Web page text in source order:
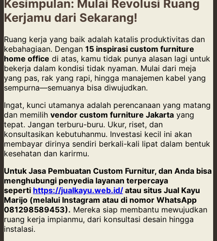
Kesimpulan: Mulai Revolusi Ruang
Kerjamu dari Sekarang!
Ruang kerja yang baik adalah katalis produktivitas dan
kebahagiaan. Dengan 15 inspirasi custom furniture
home office di atas, kamu tidak punya alasan lagi untuk
bekerja dalam kondisi tidak nyaman. Mulai dari meja
yang pas, rak yang rapi, hingga manajemen kabel yang
sempurna—semuanya bisa diwujudkan.
Ingat, kunci utamanya adalah perencanaan yang matang
dan memilih vendor custom furniture Jakarta yang
tepat. Jangan terburu-buru. Ukur, riset, dan
konsultasikan kebutuhanmu. Investasi kecil ini akan
membayar dirinya sendiri berkali-kali lipat dalam bentuk
kesehatan dan karirmu.
Untuk Jasa Pembuatan Custom Furnitur, dan Anda bisa
menghubungi penyedia layanan terpercaya
seperti https://jualkayu.web.id/ atau situs Jual Kayu
Marijo (melalui Instagram atau di nomor WhatsApp
081298589453). Mereka siap membantu mewujudkan
ruang kerja impianmu, dari konsultasi desain hingga
instalasi.